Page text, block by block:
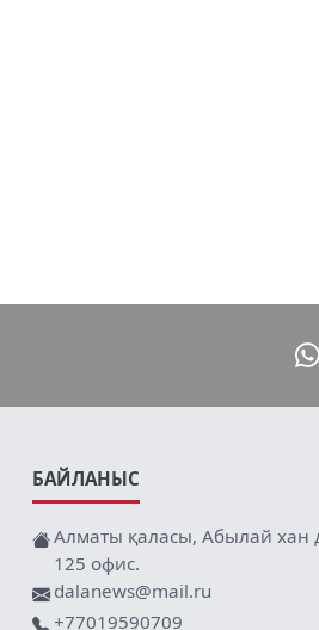
БАЙЛАНЫС
Алматы қаласы, Абылай хан
125 офис.
dalanews@mail.ru
+77019590709